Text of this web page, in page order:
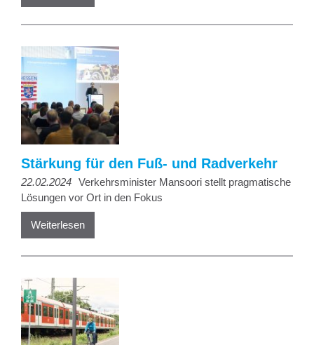
Stärkung für den Fuß- und Radverkehr
22.02.2024 Verkehrsminister Mansoori stellt pragmatische
Lösungen vor Ort in den Fokus
Weiterlesen